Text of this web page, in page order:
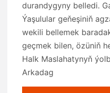
durandygyny belledi.
Ýaşulular geňeşiniň
wekili bellemek
geçmek bilen, özüniň
Halk Maslahatynyň
Arkadag